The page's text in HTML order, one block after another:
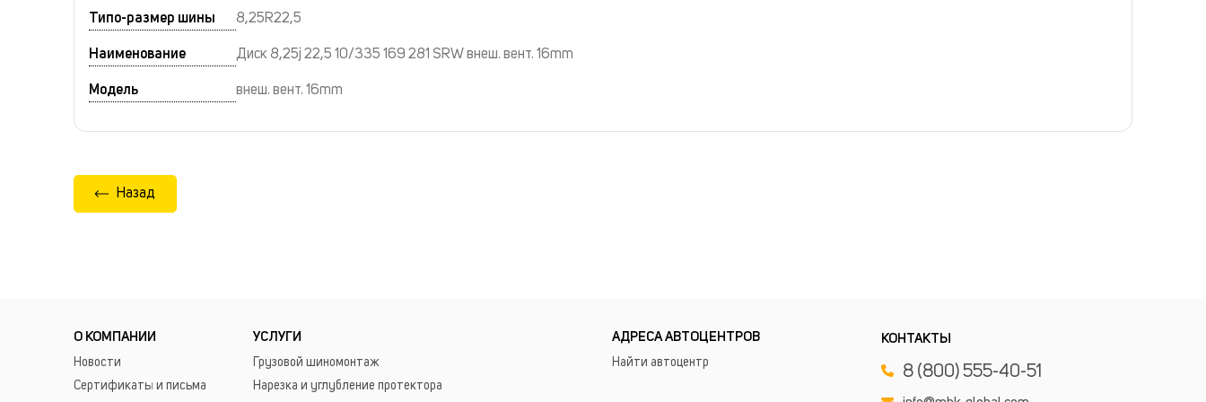
Типо-размер шины 8,25R22,5
Наименование Диск 8,25j 22,5 10/335 169 281 SRW внеш. вент. 16mm
Модель внеш. вент. 16mm
Назад
О КОМПАНИИ
Новости
Сертификаты и письма
УСЛУГИ
Грузовой шиномонтаж
Нарезка и углубление протектора
АДРЕСА АВТОЦЕНТРОВ
Найти автоцентр
КОНТАКТЫ
8 (800) 555-40-51